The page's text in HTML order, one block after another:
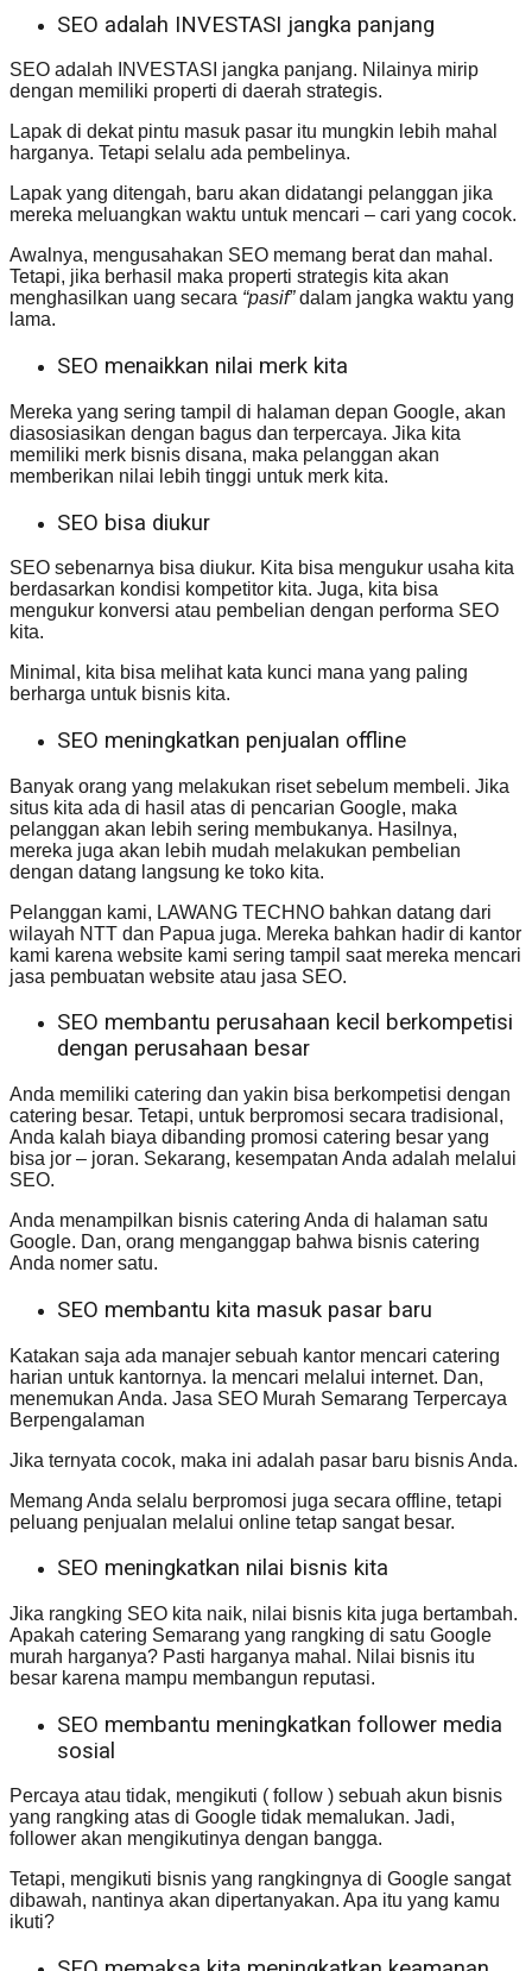
SEO adalah INVESTASI jangka panjang
SEO adalah INVESTASI jangka panjang. Nilainya mirip
dengan memiliki properti di daerah strategis.
Lapak di dekat pintu masuk pasar itu mungkin lebih mahal
harganya. Tetapi selalu ada pembelinya.
Lapak yang ditengah, baru akan didatangi pelanggan jika
mereka meluangkan waktu untuk mencari – cari yang cocok.
Awalnya, mengusahakan SEO memang berat dan mahal.
Tetapi, jika berhasil maka properti strategis kita akan
menghasilkan uang secara “pasif”dalam jangka waktu yang
lama.
SEO menaikkan nilai merk kita
Mereka yang sering tampil di halaman depan Google, akan
diasosiasikan dengan bagus dan terpercaya. Jika kita
memiliki merk bisnis disana, maka pelanggan akan
memberikan nilai lebih tinggi untuk merk kita.
SEO bisa diukur
SEO sebenarnya bisa diukur. Kita bisa mengukur usaha kita
berdasarkan kondisi kompetitor kita. Juga, kita bisa
mengukur konversi atau pembelian dengan performa SEO
kita.
Minimal, kita bisa melihat kata kunci mana yang paling
berharga untuk bisnis kita.
SEO meningkatkan penjualan offline
Banyak orang yang melakukan riset sebelum membeli. Jika
situs kita ada di hasil atas di pencarian Google, maka
pelanggan akan lebih sering membukanya. Hasilnya,
mereka juga akan lebih mudah melakukan pembelian
dengan datang langsung ke toko kita.
Pelanggan kami, LAWANG TECHNO bahkan datang dari
wilayah NTT dan Papua juga. Mereka bahkan hadir di kantor
kami karena website kami sering tampil saat mereka mencari
jasa pembuatan website atau jasa SEO.
SEO membantu perusahaan kecil berkompetisi
dengan perusahaan besar
Anda memiliki catering dan yakin bisa berkompetisi dengan
catering besar. Tetapi, untuk berpromosi secara tradisional,
Anda kalah biaya dibanding promosi catering besar yang
bisa jor – joran. Sekarang, kesempatan Anda adalah melalui
SEO.
Anda menampilkan bisnis catering Anda di halaman satu
Google. Dan, orang menganggap bahwa bisnis catering
Anda nomer satu.
SEO membantu kita masuk pasar baru
Katakan saja ada manajer sebuah kantor mencari catering
harian untuk kantornya. Ia mencari melalui internet. Dan,
menemukan Anda. Jasa SEO Murah Semarang Terpercaya
Berpengalaman
Jika ternyata cocok, maka ini adalah pasar baru bisnis Anda.
Memang Anda selalu berpromosi juga secara offline, tetapi
peluang penjualan melalui online tetap sangat besar.
SEO meningkatkan nilai bisnis kita
Jika rangking SEO kita naik, nilai bisnis kita juga bertambah.
Apakah catering Semarang yang rangking di satu Google
murah harganya? Pasti harganya mahal. Nilai bisnis itu
besar karena mampu membangun reputasi.
SEO membantu meningkatkan follower media
sosial
Percaya atau tidak, mengikuti ( follow ) sebuah akun bisnis
yang rangking atas di Google tidak memalukan. Jadi,
follower akan mengikutinya dengan bangga.
Tetapi, mengikuti bisnis yang rangkingnya di Google sangat
dibawah, nantinya akan dipertanyakan. Apa itu yang kamu
ikuti?